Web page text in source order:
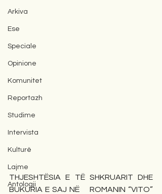
Arkiva
Ese
Speciale
Opinione
Komunitet
Reportazh
Studime
Intervista
Kulturë
Lajme
Antologji
THJESHTËSIA E TË SHKRUARIT DHE
BUKURIA E SAJ NË    ROMANIN “VITO”